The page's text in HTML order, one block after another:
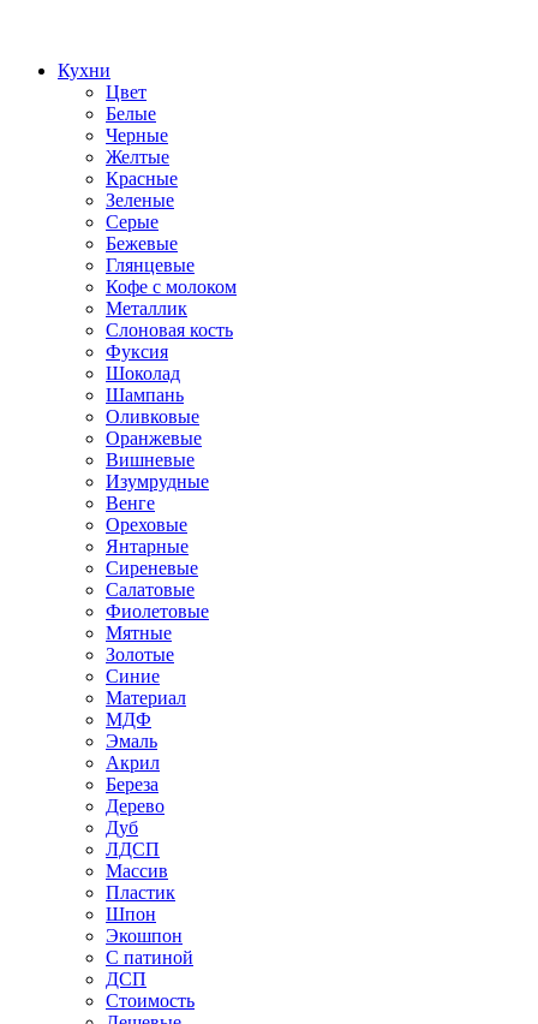
Кухни
Цвет
Белые
Черные
Желтые
Красные
Зеленые
Серые
Бежевые
Глянцевые
Кофе с молоком
Металлик
Слоновая кость
Фуксия
Шоколад
Шампань
Оливковые
Оранжевые
Вишневые
Изумрудные
Венге
Ореховые
Янтарные
Сиреневые
Салатовые
Фиолетовые
Мятные
Золотые
Синие
Материал
МДФ
Эмаль
Акрил
Береза
Дерево
Дуб
ЛДСП
Массив
Пластик
Шпон
Экошпон
С патиной
ДСП
Стоимость